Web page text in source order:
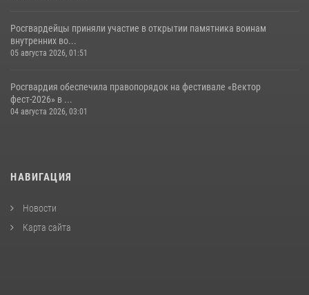
Росгвардейцы приняли участие в открытии памятника воинам
внутренних во...
05 августа 2026, 01:51
Росгвардия обеспечила правопорядок на фестивале «Вектор
фест-2026» в ...
04 августа 2026, 03:01
НАВИГАЦИЯ
Новости
Карта сайта